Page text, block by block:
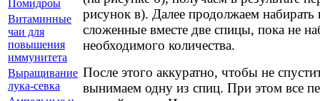
рисунок в). Далее продолжаем набирать
сложенные вместе две спицы, пока не
необходимого количества.
После этого аккуратно, чтобы не
вынимаем одну из спиц. При этом все
Помидроы
Витаминные
чаи для
повышения
иммунитета
Выращивание
лука-севка